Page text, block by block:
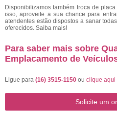
Disponibilizamos também troca de
isso, aproveite a sua chance para
atendentes estão dispostos a sanar
oferecidos. Saiba mais!
Para saber mais sobre
Emplacamento de
Ligue para (16) 3515-1150 ou clique aqui
Solicite um